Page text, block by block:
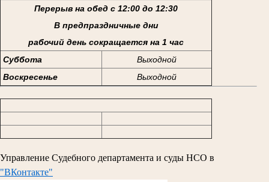
Перерыв на обед с 12:00 до 12:30
В предпраздничные дни
рабочий день сокращается на 1 час
Суббота
Выходной
Воскресенье
Выходной
Управление Судебного департамента и суды НСО в
"ВКонтакте"